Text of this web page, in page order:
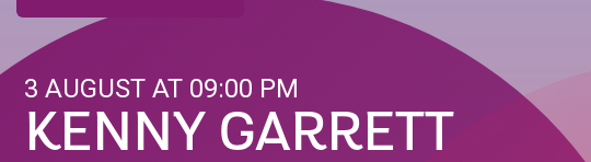
3 AUGUST AT 09:00 PM
KENNY GARRETT